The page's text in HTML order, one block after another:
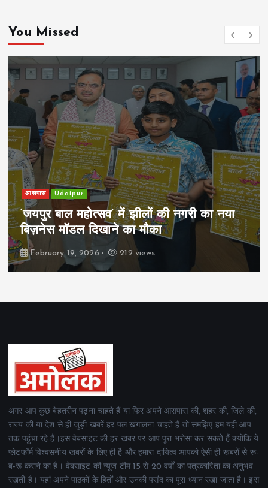
You Missed
आसपास Udaipur
‘जयपुर बाल महोत्सव’ में झीलों की नगरी का नया
बिज़नेस मॉडल दिखाने का मौका
February 19, 2026 212 views
अगर आप कुछ बेहतरीन पढ़ना चाहते हैं या फिर अपने आसपास की, शहर की, जिले की,
राज्य की या देश से ही जुड़ी खबरें हर पल खंगालना चाहते हैं तो समझिए हम यही आप
तक पहुंचा रहे हैं।इस वेबसाइट की हर खबर पर आप पूरा भरोसा कर सकते हैं क्योंकि ये
प्लेटफॉर्म विश्वसनीय खबरों के लिए ही है और हमारा दायित्व आपको ऐसी ही खबरों से रू-
ब-रू कराने का है। वेबसाइट की न्यूज टीम 15 से 20 वर्षों का पत्रकारिता का अनुभव
रखती है। यहां अपने पाठकों के हितों और उनकी पसंद का पूरा ध्यान रखा जाता है। इस